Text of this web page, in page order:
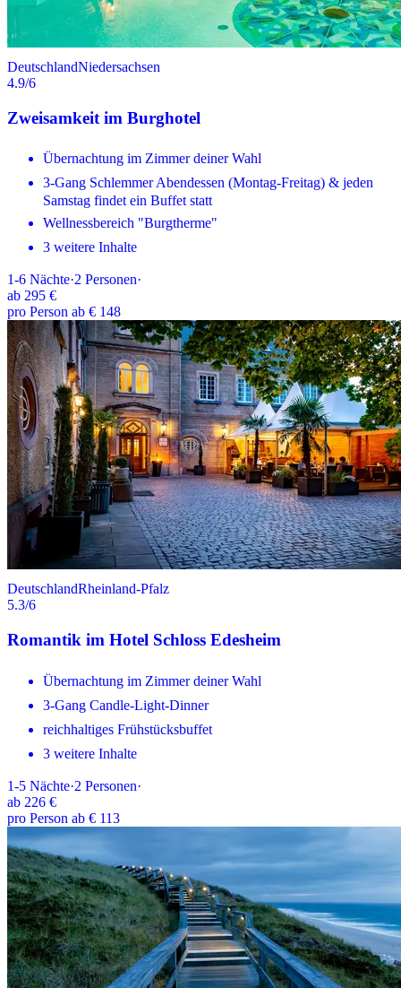
DeutschlandNiedersachsen
4.9/6
Zweisamkeit im Burghotel
Übernachtung im Zimmer deiner Wahl
3-Gang Schlemmer Abendessen (Montag-Freitag) & jeden
Samstag findet ein Buffet statt
Wellnessbereich "Burgtherme"
3 weitere Inhalte
1-6 Nächte·2 Personen·
ab 295 €
pro Person ab € 148
DeutschlandRheinland-Pfalz
5.3/6
Romantik im Hotel Schloss Edesheim
Übernachtung im Zimmer deiner Wahl
3-Gang Candle-Light-Dinner
reichhaltiges Frühstücksbuffet
3 weitere Inhalte
1-5 Nächte·2 Personen·
ab 226 €
pro Person ab € 113